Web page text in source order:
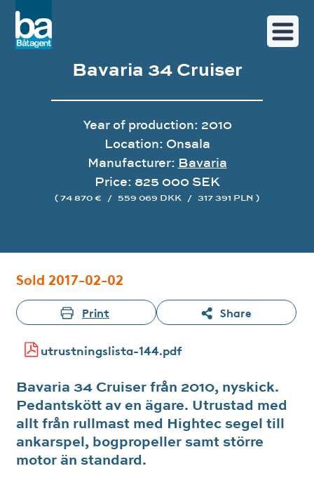
Bavaria 34 Cruiser
Year of production: 2010
Location: Onsala
Manufacturer: Bavaria
Price: 825 000 SEK
( 74 870 € / 559 069 DKK / 317 391 PLN )
Sold 2017-02-02
Print Share
utrustningslista-144.pdf
Bavaria 34 Cruiser från 2010, nyskick.
Pedantskött av en ägare. Utrustad med
allt från rullmast med Hightec segel till
ankarspel, bogpropeller samt större
motor än standard.